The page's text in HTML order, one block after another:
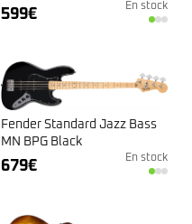
Sunburst
599€ En stock
Fender Standard Jazz Bass
MN BPG Black
679€ En stock